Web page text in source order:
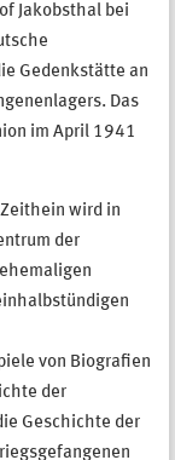
Jakobsthal bei
Gedenkstätte an
Das
im April 1941
wird in
der
von Biografien
der
Geschichte der